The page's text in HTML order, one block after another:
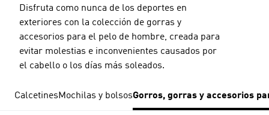
Disfruta como nunca de los deportes en
exteriores con la colección de gorras y
accesorios para el pelo de hombre, creada para
evitar molestias e inconvenientes causados por
el cabello o los días más soleados.
CalcetinesMochilas y bolsosGorros, gorras y accesorios